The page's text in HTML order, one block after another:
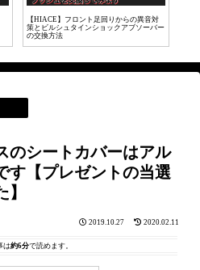
【HIACE200カスタム】メッキドアノブを
マットブラックに変更してみた。
のシートカバーはアル
す【プレゼントの当選
2019.10.27 2020.02.11
は約6分で読めます。